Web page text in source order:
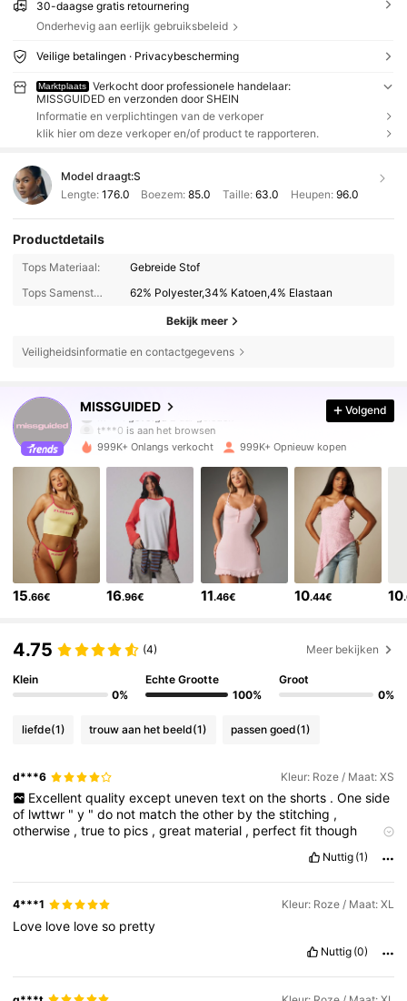
30-daagse gratis retournering
Onderhevig aan eerlijk gebruiksbeleid
Veilige betalingen · Privacybescherming
Marktplaats
Verkocht door professionele handelaar:
MISSGUIDED en verzonden door SHEIN
Informatie en verplichtingen van de verkoper
klik hier om deze verkoper en/of product te rapporteren.
Model draagt:S
Lengte: 176.0 Boezem:85.0 Taille: 63.0 Heupen: 96.0
Productdetails
Tops Materiaal:
Gebreide Stof
Tops Samenstelling:
62% Polyester,34% Katoen,4% Elastaan
Bekijk meer
Veiligheidsinformatie en contactgegevens
MISSGUIDED
t***0 is aan het browsen
4.83
3M Volgers
3M Volgers
4.83
4.83 3M Volgers
Volgend
999K+ Onlangs verkocht 999K+ Opnieuw kopen
15.66€ 16.96€ 11.46€ 10.44€ 10
4.75 (4) Meer bekijken
Klein
0%
Echte Grootte
100%
Groot
0%
liefde(1) trouw aan het beeld(1) passen goed(1)
d***6 Kleur: Roze / Maat: XS
Excellent quality except uneven text on the shorts . One side
of lwttwr "y "do not matchtheother bythestitching ,
otherwise ,trueto pics ,great material , perfectfitthough
Nuttig (1)
4***1 Kleur: Roze / Maat: XL
Love love loveso pretty
Nuttig (0)